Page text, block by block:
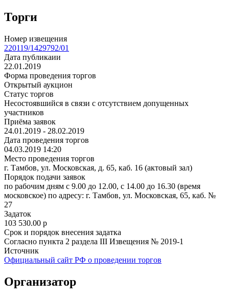
Торги
Номер извещения
220119/1429792/01
Дата публикаии
22.01.2019
Форма проведения торгов
Открытый аукцион
Статус торгов
Несостоявшийся в связи с отсутствием допущенных
участников
Приёма заявок
24.01.2019 - 28.02.2019
Дата проведения торгов
04.03.2019 14:20
Место проведения торгов
г. Тамбов, ул. Московская, д. 65, каб. 16 (актовый зал)
Порядок подачи заявок
по рабочим дням с 9.00 до 12.00, с 14.00 до 16.30 (время
московское) по адресу: г. Тамбов, ул. Московская, 65, каб. №
27
Задаток
103 530.00 p
Срок и порядок внесения задатка
Согласно пункта 2 раздела III Извещения № 2019-1
Источник
Официальный сайт РФ о проведении торгов
Организатор